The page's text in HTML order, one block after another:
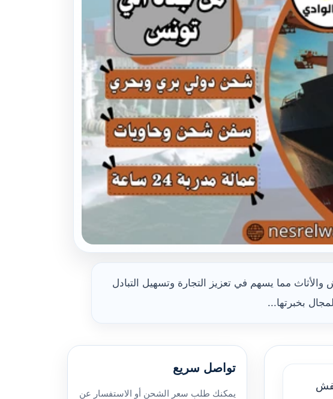
مما يسهم في تعزيز التجارة وتسهيل التبادل
بخبرتها...
تواصل سريع
يمكنك طلب سعر الشحن أو الاستفسار عن